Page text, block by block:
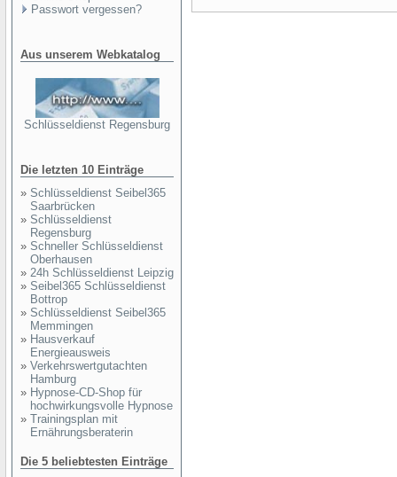
Passwort vergessen?
Aus unserem Webkatalog
Schlüsseldienst Regensburg
Die letzten 10 Einträge
» Schlüsseldienst Seibel365
Saarbrücken
» Schlüsseldienst
Regensburg
» Schneller Schlüsseldienst
Oberhausen
» 24h Schlüsseldienst Leipzig
» Seibel365 Schlüsseldienst
Bottrop
» Schlüsseldienst Seibel365
Memmingen
» Hausverkauf
Energieausweis
» Verkehrswertgutachten
Hamburg
» Hypnose-CD-Shop für
hochwirkungsvolle Hypnose
» Trainingsplan mit
Ernährungsberaterin
Die 5 beliebtesten Einträge